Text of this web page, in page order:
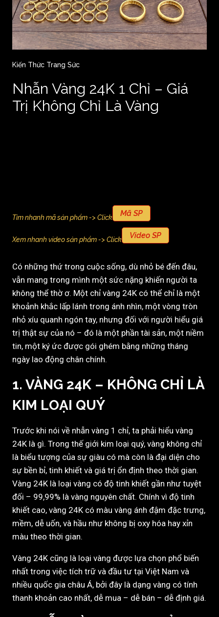
Kiến Thức Trang Sức
Nhẫn Vàng 24K 1 Chỉ – Giá
Trị Không Chỉ Là Vàng
Tìm nhanh mã sản phẩm -> Click Mã SP
Xem nhanh video sản phẩm -> Click Video SP
Có những thứ trong cuộc sống, dù nhỏ bé đến đâu,
vẫn mang trong mình một sức nặng khiến người ta
không thể thờ ơ. Một chỉ vàng 24K có thể chỉ là một
khoảnh khắc lấp lánh trong ánh nhìn, một vòng tròn
nhỏ xíu quanh ngón tay, nhưng đối với người hiểu giá
trị thật sự của nó – đó là một phần tài sản, một niềm
tin, một ký ức được gói ghém bằng những tháng
ngày lao động chân chính.
1. VÀNG 24K – KHÔNG CHỈ LÀ
KIM LOẠI QUÝ
Trước khi nói về nhẫn vàng 1 chỉ, ta phải hiểu vàng
24K là gì. Trong thế giới kim loại quý, vàng không chỉ
là biểu tượng của sự giàu có mà còn là đại diện cho
sự bền bỉ, tinh khiết và giá trị ổn định theo thời gian.
Vàng 24K là loại vàng có độ tinh khiết gần như tuyệt
đối – 99,99% là vàng nguyên chất. Chính vì độ tinh
khiết cao, vàng 24K có màu vàng ánh đậm đặc trưng,
mềm, dễ uốn, và hầu như không bị oxy hóa hay xỉn
màu theo thời gian.
Vàng 24K cũng là loại vàng được lựa chọn phổ biến
nhất trong việc tích trữ và đầu tư tại Việt Nam và
nhiều quốc gia châu Á, bởi đây là dạng vàng có tính
thanh khoản cao nhất, dễ mua – dễ bán – dễ định giá.